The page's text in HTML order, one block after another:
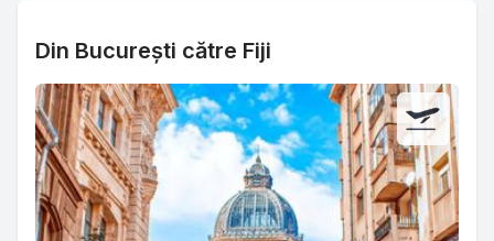
Din București către Fiji